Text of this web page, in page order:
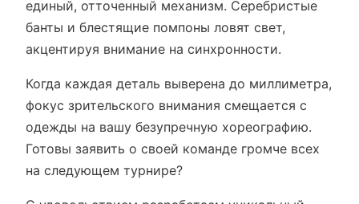
единый, отточенный механизм. Серебристые
банты и блестящие помпоны ловят свет,
акцентируя внимание на синхронности.
Когда каждая деталь выверена до миллиметра,
фокус зрительского внимания смещается с
одежды на вашу безупречную хореографию.
Готовы заявить о своей команде громче всех
на следующем турнире?